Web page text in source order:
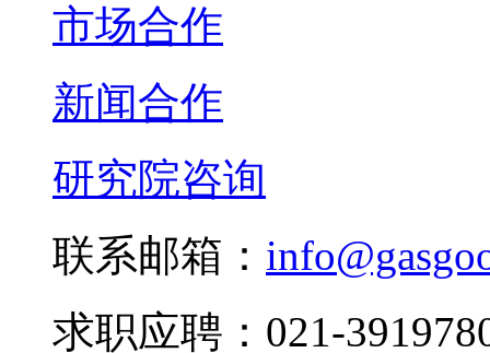
市场合作
新闻合作
研究院咨询
联系邮箱：
求职应聘：021-